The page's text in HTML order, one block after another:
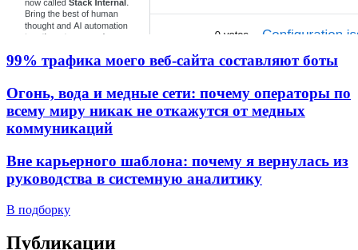
99% трафика моего веб‑сайта составляют боты
Огонь, вода и медные сети: почему операторы по
всему миру никак не откажутся от медных
коммуникаций
Вне карьерного шаблона: почему я вернулась из
руководства в системную аналитику
В подборку
Публикации